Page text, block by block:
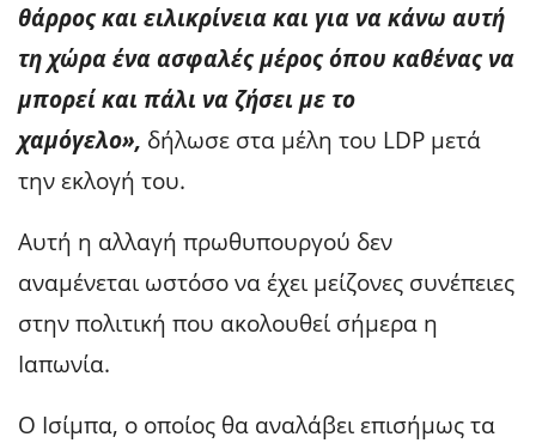
θάρρος και ειλικρίνεια και για να κάνω αυτή
τη χώρα ένα ασφαλές μέρος όπου καθένας να
μπορεί και πάλι να ζήσει με το
χαμόγελο», δήλωσε στα μέλη του LDP μετά
την εκλογή του.
Αυτή η αλλαγή πρωθυπουργού δεν
αναμένεται ωστόσο να έχει μείζονες συνέπειες
στην πολιτική που ακολουθεί σήμερα η
Ιαπωνία.
Ο Ισίμπα, ο οποίος θα αναλάβει επισήμως τα